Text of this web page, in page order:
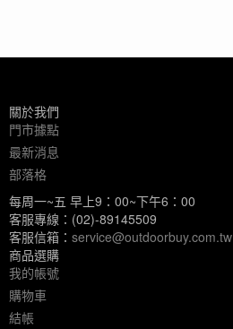
關於我們
門市據點
最新消息
部落格
每周一~五 早上9：00~下午6：00
客服專線：(02)-89145509
客服信箱： service@outdoorbuy.com.tw
商品選購
我的帳號
購物車
結帳